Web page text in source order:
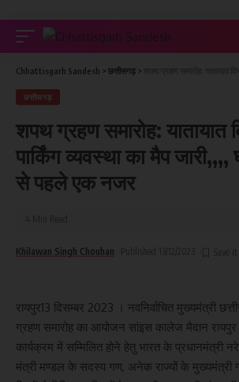
Chhattisgarh Sandesh > छत्तीसगढ़ >
छत्तीसगढ़
शपथ ग्रहण समारोह: यातायात
पार्किंग व्यवस्था का मैप
से पहले एक नजर
Khilawan Singh Chouhan
रायपुर13 दिसम्बर 2023 । नवनिर्वाचित मुख्यमंत्री
ग्रहण समारोह का आयोजन सांइस कालेज मैदान रायपुर
कार्यक्रम में सम्मिलित होने हेतु भारत के प्रधानमंत्री
मंत्री मण्डल के सदस्य गण, अनेक राज्यों के